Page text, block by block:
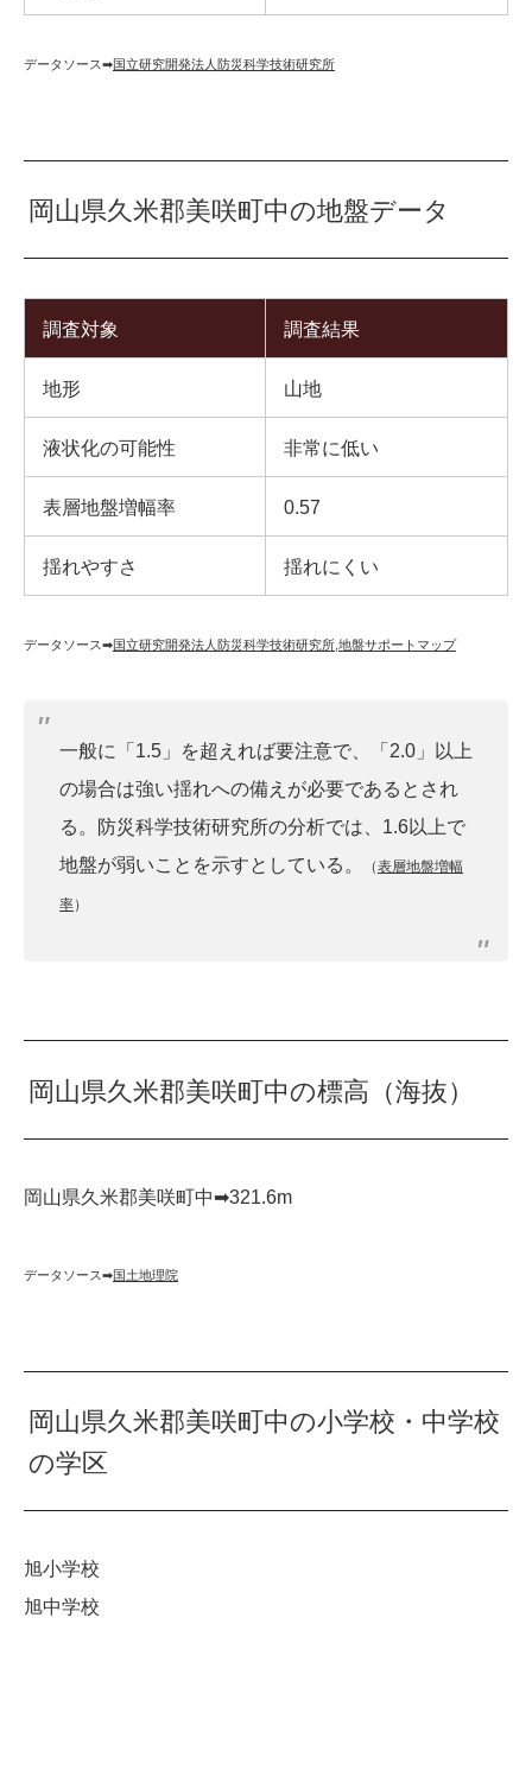
データソース➡︎国立研究開発法人防災科学技術研究所
岡山県久米郡美咲町中の地盤データ
調査対象 調査結果
地形 山地
液状化の可能性 非常に低い
表層地盤増幅率 0.57
揺れやすさ 揺れにくい
データソース➡︎国立研究開発法人防災科学技術研究所 地盤サポートマップ
一般に「1.5」を超えれば要注意で、「2.0」以上
の場合は強い揺れへの備えが必要であるとされ
る。防災科学技術研究所の分析では、1.6以上で
地盤が弱いことを示すとしている。
（表層地盤増幅
率）
岡山県久米郡美咲町中の標高（海抜）
岡山県久米郡美咲町中➡︎321.6m
データソース➡︎国土地理院
岡山県久米郡美咲町中の小学校・中学校
の学区
旭小学校
旭中学校